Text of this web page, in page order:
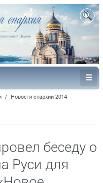
/ Новости епархии 2014
беседу о
Руси для